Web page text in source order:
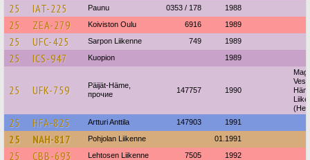
25 IAT-225 Paunu 0353 / 178 1988
25 ZEA-279 Koiviston Oulu 6916 1989
25 UFC-425 Sarpon Liikenne 749 1989
25 ICS-947 Kuopion 1989
25 UFK-759
Päijät-Häme,
прочие
147757 1990
25 HFA-825 Artturi Anttila 147903 1991
25 NAH-817 Pohjolan Liikenne 01.1991
25 CBB-693 Lehtosen Liikenne 7505 1992